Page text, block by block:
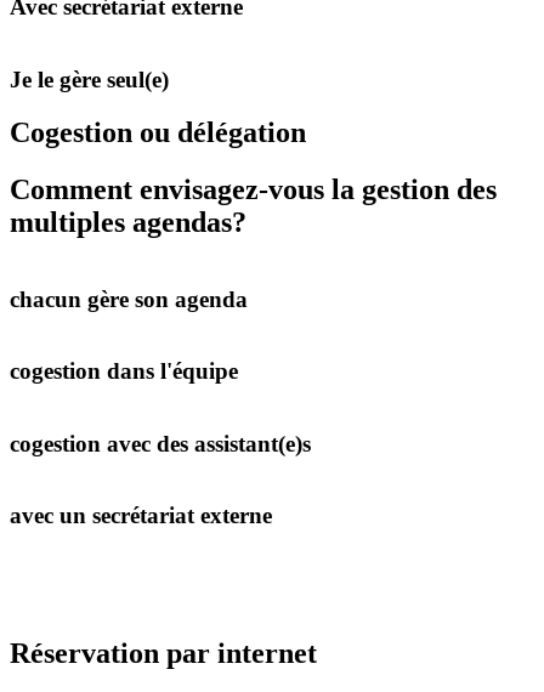
Avec secrétariat externe
Je le gère seul(e)
Cogestion ou délégation
Comment envisagez-vous la gestion des
multiples agendas?
chacun gère son agenda
cogestion dans l'équipe
cogestion avec des assistant(e)s
avec un secrétariat externe
Réservation par internet